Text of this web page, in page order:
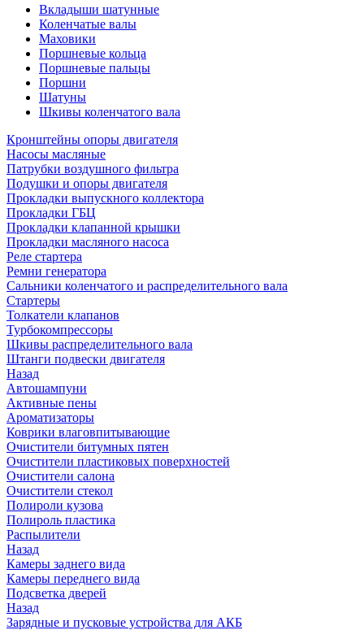
Вкладыши шатунные
Коленчатые валы
Маховики
Поршневые кольца
Поршневые пальцы
Поршни
Шатуны
Шкивы коленчатого вала
Кронштейны опоры двигателя
Насосы масляные
Патрубки воздушного фильтра
Подушки и опоры двигателя
Прокладки выпускного коллектора
Прокладки ГБЦ
Прокладки клапанной крышки
Прокладки масляного насоса
Реле стартера
Ремни генератора
Сальники коленчатого и распределительного вала
Стартеры
Толкатели клапанов
Турбокомпрессоры
Шкивы распределительного вала
Штанги подвески двигателя
Назад
Автошампуни
Активные пены
Ароматизаторы
Коврики влаговпитывающие
Очистители битумных пятен
Очистители пластиковых поверхностей
Очистители салона
Очистители стекол
Полироли кузова
Полироль пластика
Распылители
Назад
Камеры заднего вида
Камеры переднего вида
Подсветка дверей
Назад
Зарядные и пусковые устройства для АКБ